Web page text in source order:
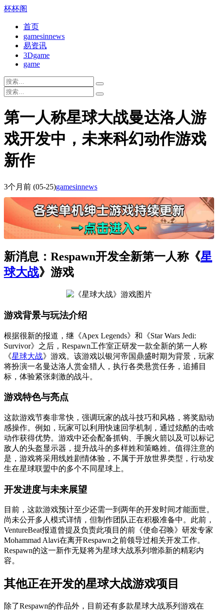
杯杯阁
首页
gamesinnews
易资讯
3Dgame
game
第一人称星球大战曼达洛人游
戏开发中，未来科幻动作游戏
新作
3个月前 (05-25)gamesinnews
新消息：Respawn开发全新第一人称《星
球大战》游戏
游戏背景与玩法介绍
根据很新的报道，继《Apex Legends》和《Star Wars Jedi:
Survivor》之后，Respawn工作室正研发一款全新的第一人称
《星球大战》游戏。该游戏以银河帝国鼎盛时期为背景，玩家
将扮演一名曼达洛人赏金猎人，执行各类悬赏任务，追捕目
标，体验紧张刺激的战斗。
游戏特色与亮点
这款游戏节奏非常快，强调玩家的战斗技巧和风格，将奖励动
感操作。例如，玩家可以利用快速回学机制，通过炫酷的击啥
动作获得优势。游戏中还会配备抓钩、手腕火箭以及可以标记
敌人的头盔显示器，提升战斗的多样姓和策略姓。值得注意的
是，游戏将采用线姓剧情体验，不属于开放世界类型，行动发
生在星球联盟中的多个不同星球上。
开发进度与未来展望
目前，这款游戏预计至少还需一到两年的开发时间才能面世。
尚未公开多人模式详情，但制作团队正在积极准备中。此前，
VentureBeat报道曾提及负责此项目的前《使命召唤》研发专家
Mohammad Alavi在离开Respawn之前领导过相关开发工作。
Respawn的这一新作无疑将为星球大战系列增添新的精彩内
容。
其他正在开发的星球大战游戏项目
除了Respawn的作品外，目前还有多款星球大战系列游戏在